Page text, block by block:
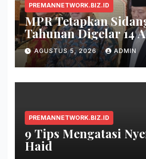
PREMANNETWORK.BIZ.ID
MPR Tetapkan
Tahunan Digelar 14
2026
AGUSTUS 5, 2026 ADMIN
PREMANNETWORK.BIZ.ID
9 Tips Mengatasi
Haid